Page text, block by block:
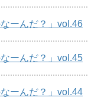
ーんだ？」vol.46
ーんだ？」vol.45
ーんだ？」vol.44